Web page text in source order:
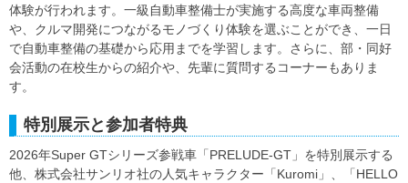
体験が行われます。一級自動車整備士が実施する高度な車両整備
や、クルマ開発につながるモノづくり体験を選ぶことができ、一日
で自動車整備の基礎から応用までを学習します。さらに、部・同好
会活動の在校生からの紹介や、先輩に質問するコーナーもありま
す。
特別展示と参加者特典
2026年Super GTシリーズ参戦車「PRELUDE-GT」を特別展示する
他、株式会社サンリオ社の人気キャラクター「Kuromi」、「HELLO